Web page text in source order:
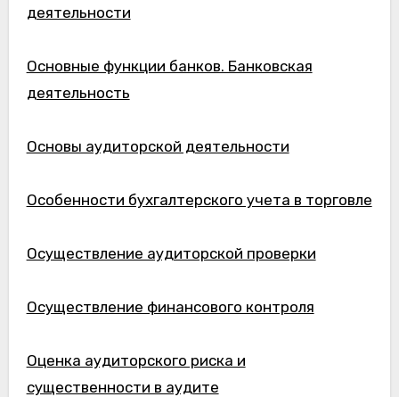
деятельности
Основные функции банков. Банковская
деятельность
Основы аудиторской деятельности
Особенности бухгалтерского учета в торговле
Осуществление аудиторской проверки
Осуществление финансового контроля
Оценка аудиторского риска и
существенности в аудите